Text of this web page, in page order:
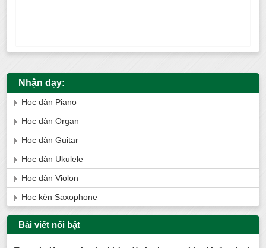
Nhận dạy:
Học đàn Piano
Học đàn Organ
Học đàn Guitar
Học đàn Ukulele
Học đàn Violon
Học kèn Saxophone
Bài viết nổi bật